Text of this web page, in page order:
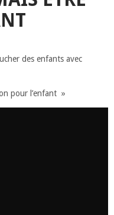
des enfants avec
pour l’enfant »